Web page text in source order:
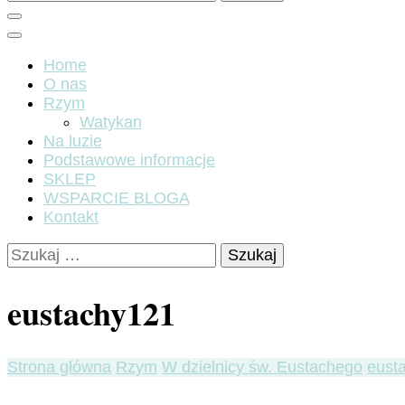
Home
O nas
Rzym
Watykan
Na luzie
Podstawowe informacje
SKLEP
WSPARCIE BLOGA
Kontakt
Szukaj:
eustachy121
Strona główna Rzym W dzielnicy św. Eustachego